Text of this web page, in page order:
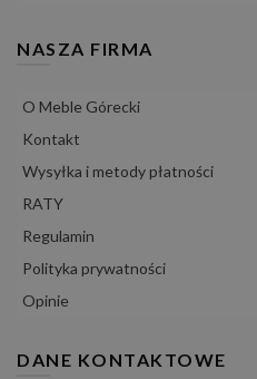
NASZA FIRMA
O Meble Górecki
Kontakt
Wysyłka i metody płatności
RATY
Regulamin
Polityka prywatności
Opinie
DANE KONTAKTOWE